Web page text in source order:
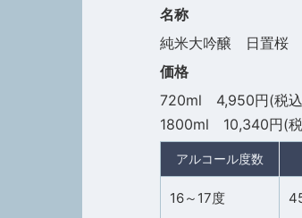
名称
純米大吟醸 日置桜
価格
720ml 4,950円(税
1800ml 10,340円(
アルコール度数
16～17度